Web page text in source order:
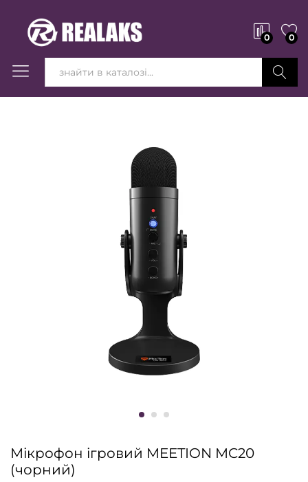
0 0
Вперед!
Мікрофон ігровий MEETION MC20
(чорний)